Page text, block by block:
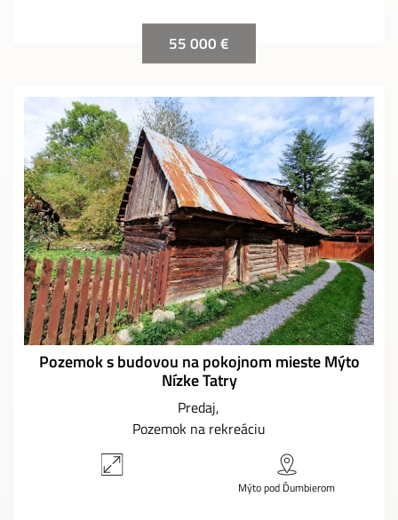
55 000 €
Pozemok s budovou na pokojnom mieste Mýto
Nízke Tatry
Predaj
Pozemok na rekreáciu
Mýto pod Ďumbierom